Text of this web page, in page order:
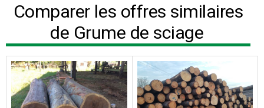
Comparer les offres similaires
de Grume de sciage